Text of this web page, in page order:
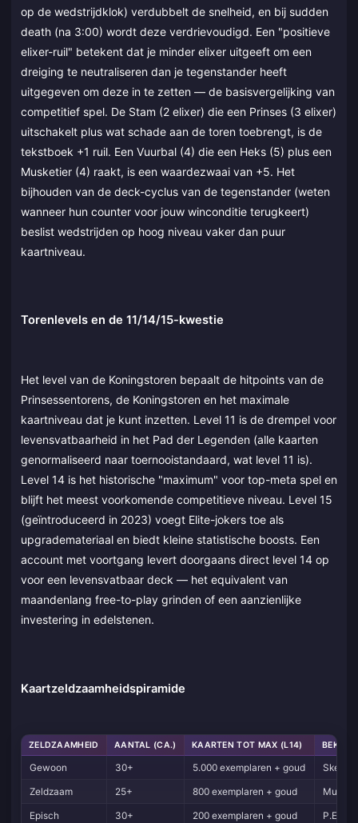
op de wedstrijdklok) verdubbelt de snelheid, en bij sudden
death (na 3:00) wordt deze verdrievoudigd. Een "positieve
elixer-ruil" betekent dat je minder elixer uitgeeft om een
dreiging te neutraliseren dan je tegenstander heeft
uitgegeven om deze in te zetten — de basisvergelijking van
competitief spel. De Stam (2 elixer) die een Prinses (3 elixer)
uitschakelt plus wat schade aan de toren toebrengt, is de
tekstboek +1 ruil. Een Vuurbal (4) die een Heks (5) plus een
Musketier (4) raakt, is een waardezwaai van +5. Het
bijhouden van de deck-cyclus van de tegenstander (weten
wanneer hun counter voor jouw winconditie terugkeert)
beslist wedstrijden op hoog niveau vaker dan puur
kaartniveau.
Torenlevels en de 11/14/15-kwestie
Het level van de Koningstoren bepaalt de hitpoints van de
Prinsessentorens, de Koningstoren en het maximale
kaartniveau dat je kunt inzetten. Level 11 is de drempel voor
levensvatbaarheid in het Pad der Legenden (alle kaarten
genormaliseerd naar toernooistandaard, wat level 11 is).
Level 14 is het historische "maximum" voor top-meta spel en
blijft het meest voorkomende competitieve niveau. Level 15
(geïntroduceerd in 2023) voegt Elite-jokers toe als
upgrademateriaal en biedt kleine statistische boosts. Een
account met voortgang levert doorgaans direct level 14 op
voor een levensvatbaar deck — het equivalent van
maandenlang free-to-play grinden of een aanzienlijke
investering in edelstenen.
Kaartzeldzaamheidspiramide
ZELDZAAMHEID AANTAL (CA.) KAARTEN TOT MAX (L14)
Gewoon 30+ 5.000 exemplaren + goud
Zeldzaam
25+ 800 exemplaren + goud
Episch
30+ 200 exemplaren + goud